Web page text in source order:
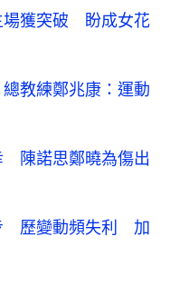
場獲突破 盼成女花
教練鄭兆康：運動
陳諾思鄭曉為傷出
歷變動頻失利 加